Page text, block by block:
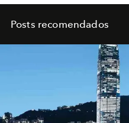
Posts recomendados